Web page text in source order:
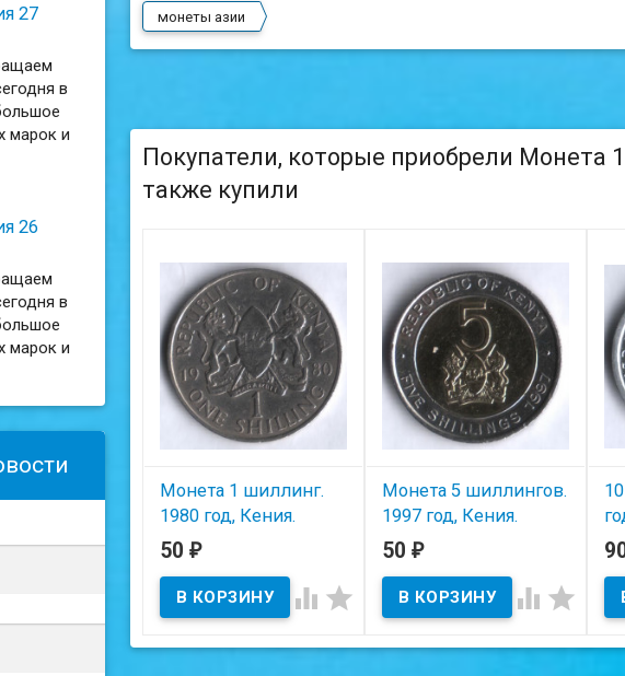
27
в
марок и
26
в
марок и
монеты азии
Покупатели, которые приобрели Монета
также купили
Монета 1 шиллинг.
1980 год, Кения.
В наличии
Состояние на скане.
50 ₽
 
Монета 5 шиллингов.
1997 год, Кения.
В наличии
Состояние на скане.
50 ₽
 